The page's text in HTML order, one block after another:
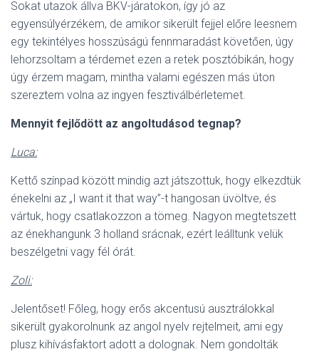
Sokat utazok állva BKV-járatokon, így jó az
egyensúlyérzékem, de amikor sikerült fejjel előre leesnem
egy tekintélyes hosszúságú fennmaradást követően, úgy
lehorzsoltam a térdemet ezen a retek posztóbikán, hogy
úgy érzem magam, mintha valami egészen más úton
szereztem volna az ingyen fesztiválbérletemet.
Mennyit fejlődött az angoltudásod tegnap?
Luca:
Kettő színpad között mindig azt játszottuk, hogy elkezdtük
énekelni az „I want it that way”-t hangosan üvöltve, és
vártuk, hogy csatlakozzon a tömeg. Nagyon megtetszett
az énekhangunk 3 holland srácnak, ezért leálltunk velük
beszélgetni vagy fél órát.
Zoli:
Jelentőset! Főleg, hogy erős akcentusú ausztrálokkal
sikerült gyakorolnunk az angol nyelv rejtelmeit, ami egy
plusz kihívásfaktort adott a dolognak. Nem gondolták